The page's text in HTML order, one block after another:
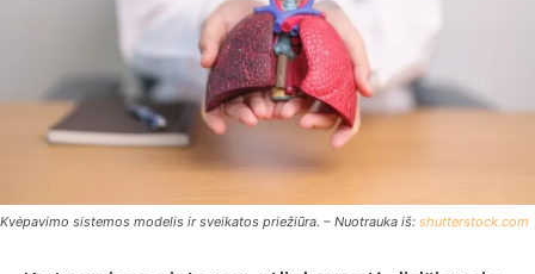
Kvėpavimo sistemos modelis ir sveikatos priežiūra. – Nuotrauka iš: shutterstock.com